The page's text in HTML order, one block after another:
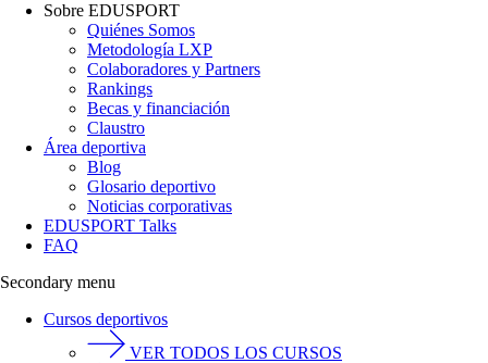
Sobre EDUSPORT
Quiénes Somos
Metodología LXP
Colaboradores y Partners
Rankings
Becas y financiación
Claustro
Área deportiva
Blog
Glosario deportivo
Noticias corporativas
EDUSPORT Talks
FAQ
Secondary menu
Cursos deportivos
VER TODOS LOS CURSOS